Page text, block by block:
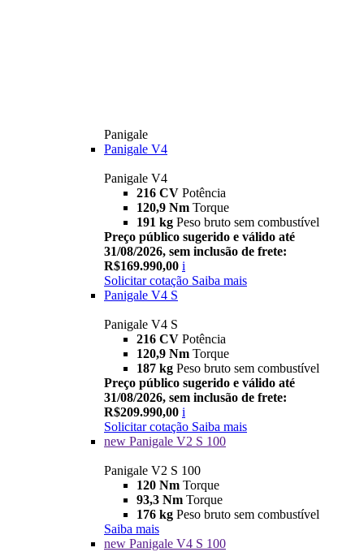
Panigale
Panigale V4
Panigale V4
216 CV Potência
120,9 Nm Torque
191 kg Peso bruto sem combustível
Preço público sugerido e válido até
31/08/2026, sem inclusão de frete:
R$169.990,00 i
Solicitar cotação Saiba mais
Panigale V4 S
Panigale V4 S
216 CV Potência
120,9 Nm Torque
187 kg Peso bruto sem combustível
Preço público sugerido e válido até
31/08/2026, sem inclusão de frete:
R$209.990,00 i
Solicitar cotação Saiba mais
new Panigale V2 S 100
Panigale V2 S 100
120 Nm Torque
93,3 Nm Torque
176 kg Peso bruto sem combustível
Saiba mais
new Panigale V4 S 100